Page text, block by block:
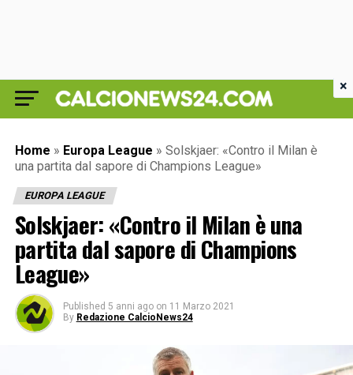
Home » Europa League » Solskjaer: «Contro il Milan è
una partita dal sapore di Champions League»
EUROPA LEAGUE
Solskjaer: «Contro il Milan è una
partita dal sapore di Champions
League»
Published 5 anni ago on 11 Marzo 2021
By Redazione CalcioNews24
×